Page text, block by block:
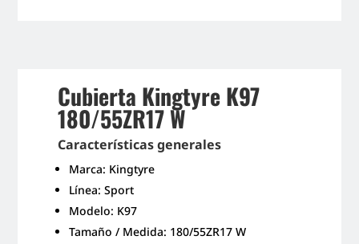
Cubierta Kingtyre K97
180/55ZR17 W
Características generales
Marca: Kingtyre
Línea: Sport
Modelo: K97
Tamaño / Medida: 180/55ZR17 W